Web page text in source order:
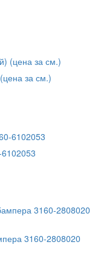
за см.)
3160-2808020